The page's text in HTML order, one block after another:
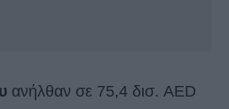
ανήλθαν σε 75,4 δισ. AED